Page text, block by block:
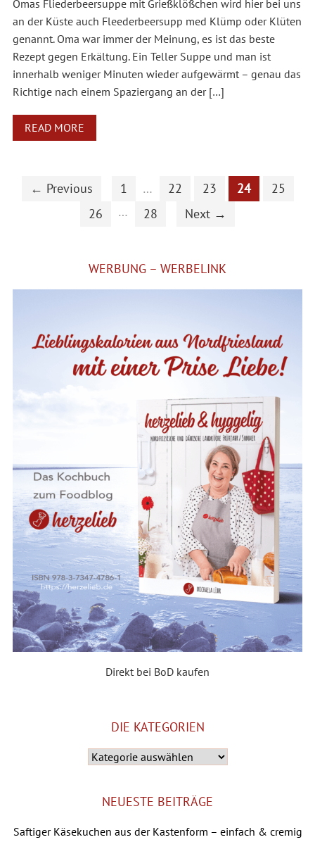
Omas Fliederbeersuppe mit Grießklößchen wird hier bei uns
an der Küste auch Fleederbeersupp med Klümp oder Klüten
genannt. Oma war immer der Meinung, es ist das beste
Rezept gegen Erkältung. Ein Teller Suppe und man ist
innerhalb weniger Minuten wieder aufgewärmt – genau das
Richtige nach einem Spaziergang an der […]
READ MORE
← Previous 1 … 22 23 24
25
26
… 28 Next →
WERBUNG – WERBELINK
Direkt bei BoD kaufen
DIE KATEGORIEN
NEUESTE BEITRÄGE
Saftiger Käsekuchen aus der Kastenform – einfach & cremig